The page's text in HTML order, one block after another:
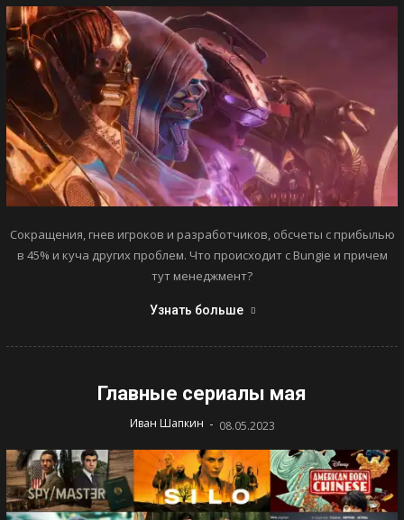
Сокращения, гнев игроков и разработчиков, обсчеты с прибылью
в 45% и куча других проблем. Что происходит с Bungie и причем
тут менеджмент?
Узнать больше
Главные сериалы мая
Иван Шапкин - 08.05.2023